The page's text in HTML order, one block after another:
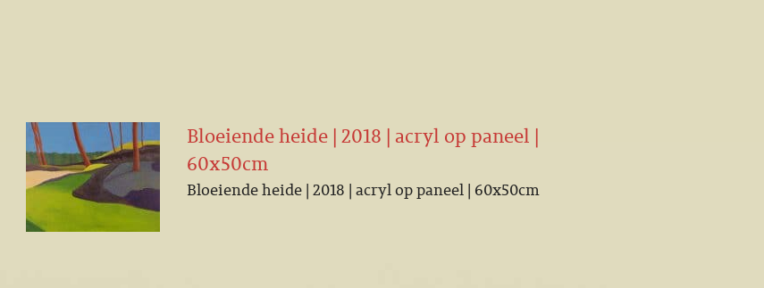
Bloeiende heide | 2018 | acryl op paneel |
60x50cm
Bloeiende heide | 2018 | acryl op paneel | 60x50cm